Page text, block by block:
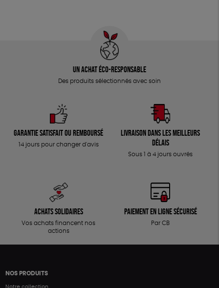
Un achat éco-responsable
Des produits sélectionnés avec soin
Garantie satisfait ou remboursé
14 jours pour changer d'avis
Livraison dans les meilleurs
délais
Sous 1 à 4 jours ouvrés
Achats solidaires
Vos achats financent nos
actions
Paiement en ligne sécurisé
Par CB
NOS PRODUITS
Notre collection